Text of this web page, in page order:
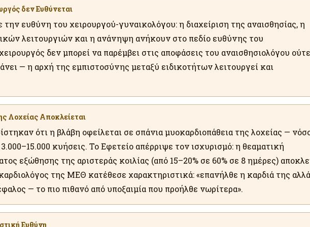
δεν Ευθύνεται
ευθύνη του χειρουργού-γυναικολόγου: η διαχείριση της αναισθησίας, η
λειτουργιών και η ανάνηψη ανήκουν στο πεδίο ευθύνης του
δεν μπορεί να παρέμβει στις αποφάσεις του αναισθησιολόγου ούτε
— η αρχή της εμπιστοσύνης μεταξύ ειδικοτήτων λειτουργεί και
Λοχείας Αποκλείεται
ότι η βλάβη οφείλεται σε σπάνια μυοκαρδιοπάθεια της λοχείας —
κυήσεις. Το Εφετείο απέρριψε τον ισχυρισμό: η θεαματική
εξώθησης της αριστεράς κοιλίας (από 15–20% σε 60% σε 8 ημέρες)
της ΜΕΘ κατέθεσε χαρακτηριστικά: «επανήλθε η καρδιά της αλλά
— το πιο πιθανό από υποξαιμία που προήλθε νωρίτερα».
Ευθύνη